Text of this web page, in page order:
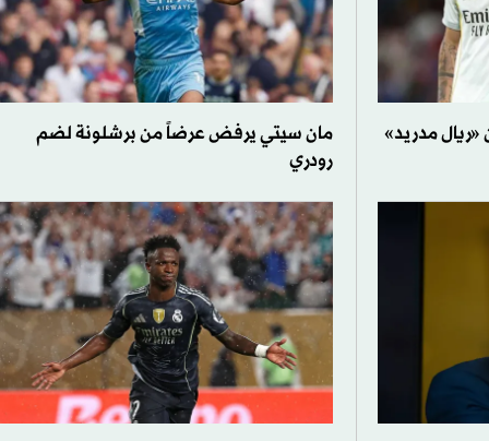
«ريال مدريد»
مان سيتي يرفض عرضاً من برشلونة لضم
رودري